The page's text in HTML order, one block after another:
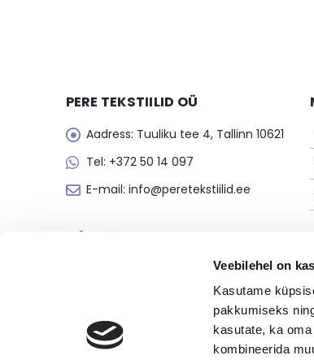
Veebilehel on
Kasutame
pakkumiseks
kasutate, ka
kombineerida
PERE TEKSTIILID OÜ
Aadress: Tuuliku tee 4, Tallinn 10621
Tel: +372 50 14 097
E-mail: info@peretekstiilid.ee